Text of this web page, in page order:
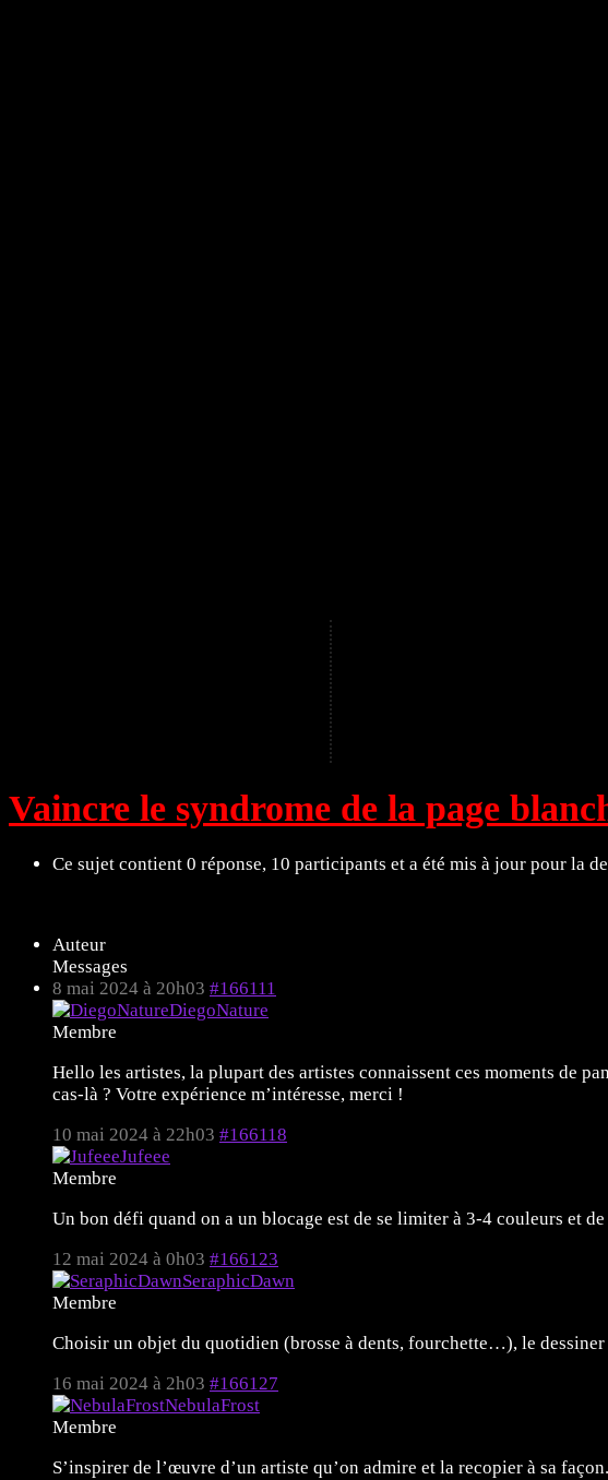
Vaincre le syndrome de la page
Ce sujet contient 0 réponse, 10 participants et a été mis à jour pour la
Auteur
Messages
8 mai 2024 à 20h03 #166111
DiegoNature
Membre
Hello les artistes, la plupart des artistes connaissent ces moments de
cas-là ? Votre expérience m’intéresse, merci !
10 mai 2024 à 22h03 #166118
Jufeee
Membre
Un bon défi quand on a un blocage est de se limiter à 3-4 couleurs et
12 mai 2024 à 0h03 #166123
SeraphicDawn
Membre
Choisir un objet du quotidien (brosse à dents, fourchette…), le
16 mai 2024 à 2h03 #166127
NebulaFrost
Membre
S’inspirer de l’œuvre d’un artiste qu’on admire et la recopier à sa